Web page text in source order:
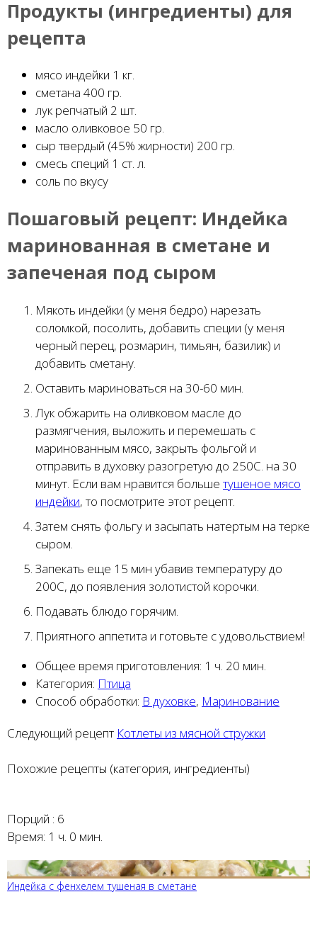
Продукты (ингредиенты) для
рецепта
мясо индейки 1 кг.
сметана 400 гр.
лук репчатый 2 шт.
масло оливковое 50 гр.
сыр твердый (45% жирности) 200 гр.
смесь специй 1 ст. л.
соль по вкусу
Пошаговый рецепт: Индейка
маринованная в сметане и
запеченая под сыром
Мякоть индейки (у меня бедро) нарезать
соломкой, посолить, добавить специи (у меня
черный перец, розмарин, тимьян, базилик) и
добавить сметану.
Оставить мариноваться на 30-60 мин.
Лук обжарить на оливковом масле до
размягчения, выложить и перемешать с
маринованным мясо, закрыть фольгой и
отправить в духовку разогретую до 250С. на 30
минут. Если вам нравится больше тушеное мясо
индейки, то посмотрите этот рецепт.
Затем снять фольгу и засыпать натертым на терке
сыром.
Запекать еще 15 мин убавив температуру до
200С, до появления золотистой корочки.
Подавать блюдо горячим.
Приятного аппетита и готовьте с удовольствием!
Общее время приготовления: 1 ч. 20 мин.
Категория: Птица
Способ обработки: В духовке, Маринование
Следующий рецепт Котлеты из мясной стружки
Похожие рецепты (категория, ингредиенты)
Порций : 6
Время: 1 ч. 0 мин.
Индейка с фенхелем тушеная в сметане